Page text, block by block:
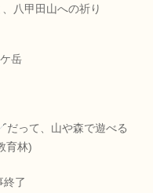
八甲田山への祈り
ケ岳
だって、山や森で遊べる
育林)
終了